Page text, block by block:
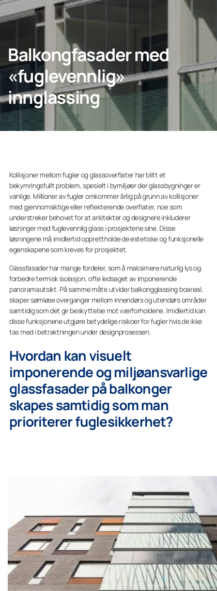
Hjem
Lumon Konsern
KONTAKT OSS
Balkongfasader med
«fuglevennlig»
innglassing
Kollisjoner mellom fugler og glassoverflater har blitt et
bekymringsfullt problem, spesielt i bymiljøer der glassbygninger er
vanlige. Millioner av fugler omkommer årlig på grunn av kollisjoner
med gjennomsiktige eller reflekterende overflater, noe som
understreker behovet for at arkitekter og designere inkluderer
løsninger med fuglevennlig glass i prosjektene sine. Disse
løsningene må imidlertid opprettholde de estetiske og funksjonelle
egenskapene som kreves for prosjektet.
Glassfasader har mange fordeler, som å maksimere naturlig lys og
forbedre termisk isolasjon, ofte ledsaget av imponerende
panoramautsikt. På samme måte utvider balkongglassing boareal,
skaper sømløse overganger mellom innendørs og utendørs områder
samtidig som det gir beskyttelse mot værforholdene. Imidlertid kan
disse funksjonene utgjøre betydelige risikoer for fugler hvis de ikke
tas med i betraktningen under designprosessen.
Hvordan kan visuelt
imponerende og miljøansvarlige
glassfasader på balkonger
skapes samtidig som man
prioriterer fuglesikkerhet?